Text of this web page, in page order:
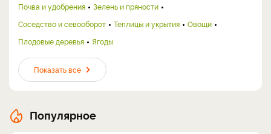
Почва и удобрения
Зелень и пряности
Соседство и севооборот
Теплицы и укрытия
Овощи
Плодовые деревья
Ягоды
Показать все
Популярное